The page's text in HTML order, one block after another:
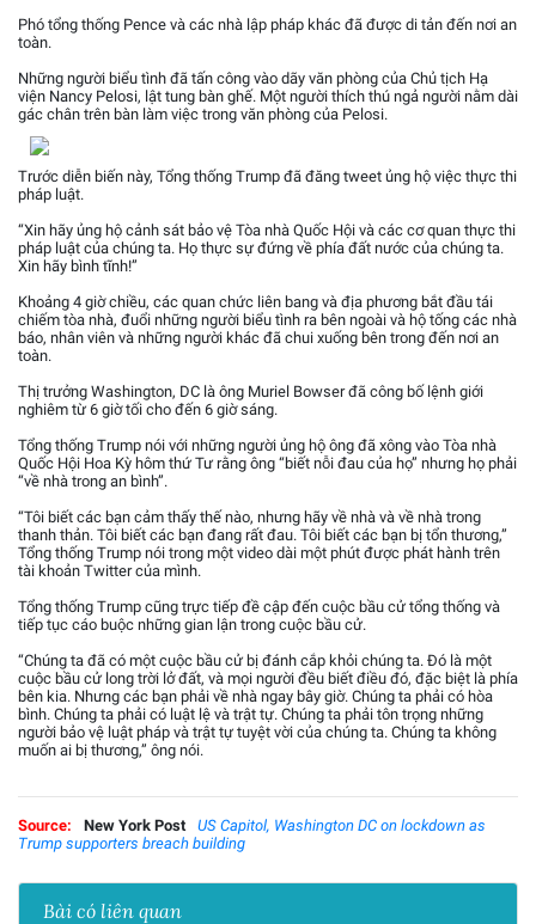
Phó tổng thống Pence và các nhà lập pháp khác đã được di tản đến nơi an
toàn.
Những người biểu tình đã tấn công vào dãy văn phòng của Chủ tịch Hạ
viện Nancy Pelosi, lật tung bàn ghế. Một người thích thú ngả người nằm dài
gác chân trên bàn làm việc trong văn phòng của Pelosi.
Trước diễn biến này, Tổng thống Trump đã đăng tweet ủng hộ việc thực thi
pháp luật.
“Xin hãy ủng hộ cảnh sát bảo vệ Tòa nhà Quốc Hội và các cơ quan thực thi
pháp luật của chúng ta. Họ thực sự đứng về phía đất nước của chúng ta.
Xin hãy bình tĩnh!”
Khoảng 4 giờ chiều, các quan chức liên bang và địa phương bắt đầu tái
chiếm tòa nhà, đuổi những người biểu tình ra bên ngoài và hộ tống các nhà
báo, nhân viên và những người khác đã chui xuống bên trong đến nơi an
toàn.
Thị trưởng Washington, DC là ông Muriel Bowser đã công bố lệnh giới
nghiêm từ 6 giờ tối cho đến 6 giờ sáng.
Tổng thống Trump nói với những người ủng hộ ông đã xông vào Tòa nhà
Quốc Hội Hoa Kỳ hôm thứ Tư rằng ông “biết nỗi đau của họ” nhưng họ phải
“về nhà trong an bình”.
“Tôi biết các bạn cảm thấy thế nào, nhưng hãy về nhà và về nhà trong
thanh thản. Tôi biết các bạn đang rất đau. Tôi biết các bạn bị tổn thương,”
Tổng thống Trump nói trong một video dài một phút được phát hành trên
tài khoản Twitter của mình.
Tổng thống Trump cũng trực tiếp đề cập đến cuộc bầu cử tổng thống và
tiếp tục cáo buộc những gian lận trong cuộc bầu cử.
“Chúng ta đã có một cuộc bầu cử bị đánh cắp khỏi chúng ta. Đó là một
cuộc bầu cử long trời lở đất, và mọi người đều biết điều đó, đặc biệt là phía
bên kia. Nhưng các bạn phải về nhà ngay bây giờ. Chúng ta phải có hòa
bình. Chúng ta phải có luật lệ và trật tự. Chúng ta phải tôn trọng những
người bảo vệ luật pháp và trật tự tuyệt vời của chúng ta. Chúng ta không
muốn ai bị thương,” ông nói.
Source: New York Post
US Capitol, Washington DC on lockdown as
Trump supporters breach building
Bài có liên quan